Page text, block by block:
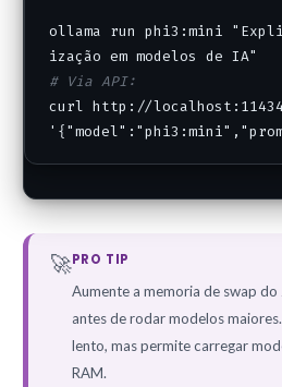
ollama run phi3:mini
# Via API:
curl http://
🚀PRO TIP
Aumente a memoria de swap
antes de rodar modelos
lento, mas permite carregar
RAM.